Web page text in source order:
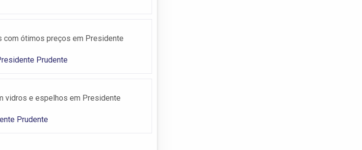
ótimos preços em Presidente
Prudente
vidros e espelhos em Presidente
Prudente